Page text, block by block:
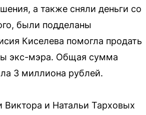
а также сняли деньги со
были подделаны
Киселева помогла продать
экс-мэра. Общая сумма
3 миллиона рублей.
Виктора и Натальи Тарховых